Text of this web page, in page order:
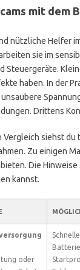
mit dem
nützliche Helfer
sie im
Steuergeräte.
haben. In der
Drittens
Vergleich siehst du
Zu einigen
Die
kannst.
oder
Schnelle